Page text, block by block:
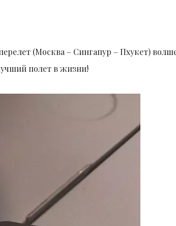
(Москва – Сингапур – Пхукет)
полет в жизни!